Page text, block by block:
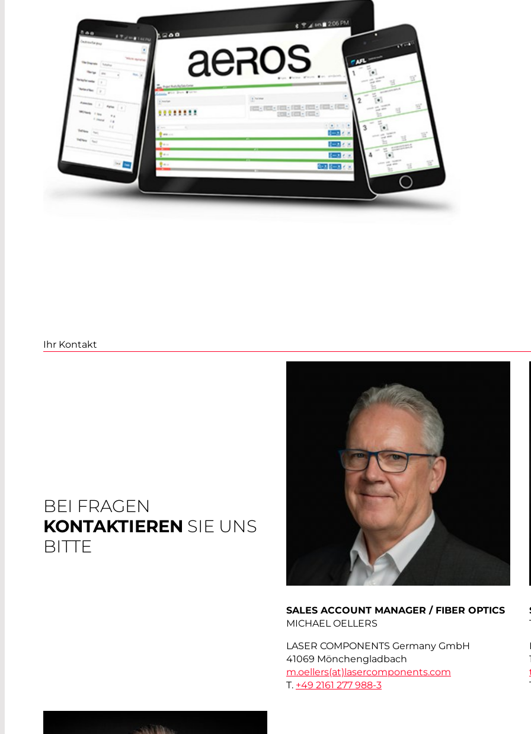
Ihr Kontakt
BEI FRAGEN
KONTAKTIEREN SIE UNS
BITTE
SALES ACCOUNT MANAGER / FIBER OPTICS
MICHAEL OELLERS
LASER COMPONENTS Germany GmbH
41069 Mönchengladbach
m.oellers(at)lasercomponents.com
T. +49 2161 277 988-3